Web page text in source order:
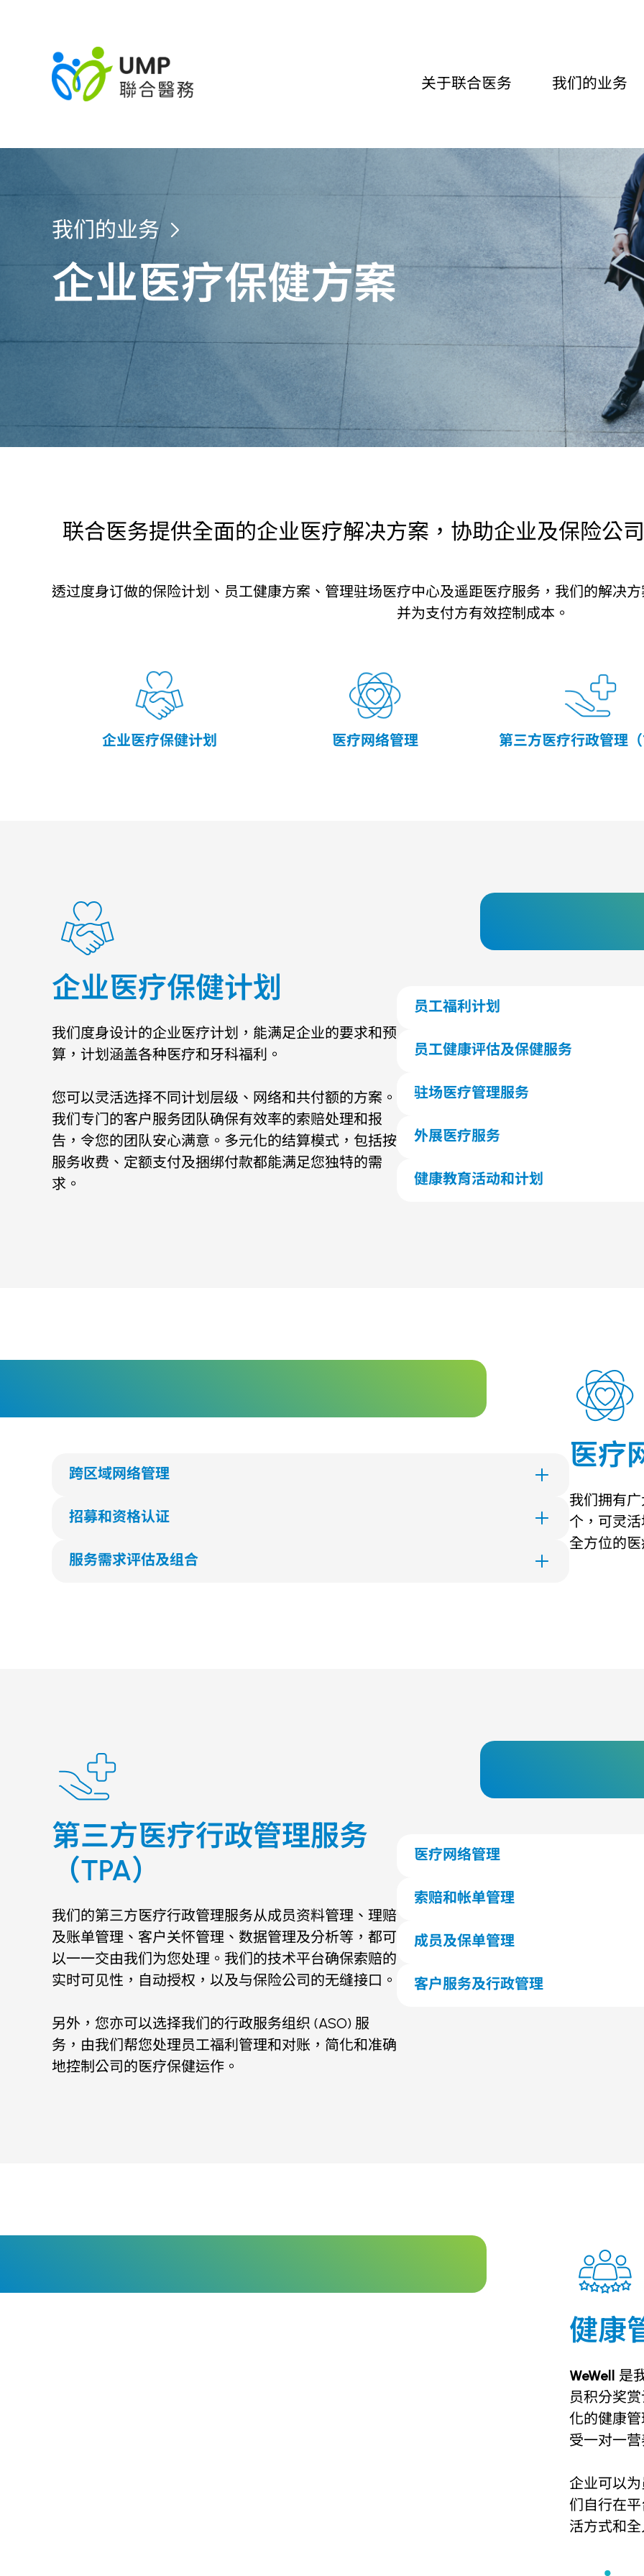
关于联合医务 我们的业务
我们的业务
企业医疗保健方案
联合医务提供全面的企业医疗解决方案，协助企业及保险公
透过度身订做的保险计划、员工健康方案、管理驻场医疗中心及遥距医疗服务，我们的解决
并为支付方有效控制成本。
企业医疗保健计划 医疗网络管理 第三方医疗行政管理（
企业医疗保健计划
我们度身设计的企业医疗计划，能满足企业的要求和预
算，计划涵盖各种医疗和牙科福利。
您可以灵活选择不同计划层级、网络和共付额的方案。
我们专门的客户服务团队确保有效率的索赔处理和报
告，令您的团队安心满意。多元化的结算模式，包括按
服务收费、定额支付及捆绑付款都能满足您独特的需
求。
员工福利计划
员工健康评估及保健服务
我们还提供咨询、健身计划和健康工作坊。
驻场医疗管理服务
的照顾让员工无须外出就医，提升员工的工
外展医疗服务
为酒店企业提供24小时医生到诊服务。
健康教育活动和计划
医疗
我们拥有
个，可灵
全方位的医
跨区域网络管理
限，并按您的需要提供加强服务。
招募和资格认证
水平。
服务需求评估及组合
第三方医疗行政管理服务
（TPA）
我们的第三方医疗行政管理服务从成员资料管理、理赔
及账单管理、客户关怀管理、数据管理及分析等，都可
以一一交由我们为您处理。我们的技术平台确保索赔的
实时可见性，自动授权，以及与保险公司的无缝接口。
另外，您亦可以选择我们的行政服务组织 (ASO) 服
务，由我们帮您处理员工福利管理和对账，简化和准确
地控制公司的医疗保健运作。
医疗网络管理
评估企业服务需求
服务评估及调查
索赔和帐单管理
电子医疗单据和索赔报告
理赔管理、裁决、通知及追讨
直接结算服务
成员及保单管理
成员注册及管理
实体及电子医疗卡签发
客户服务及行政管理
健康
WeWell 是
员积分奖
化的健康
受一对一营
企业可以
们自行在
活方式和全